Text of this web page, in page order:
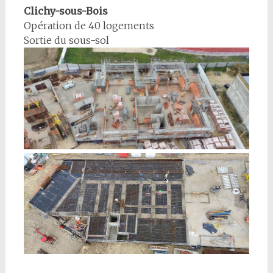
sein
des
articles
Clichy-sous-Bois
Opération de 40 logements
Sortie du sous-sol